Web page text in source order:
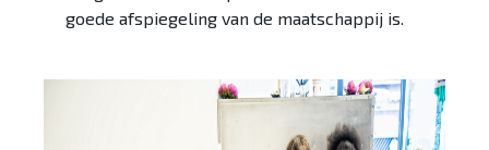
goede afspiegeling van de maatschappij is.